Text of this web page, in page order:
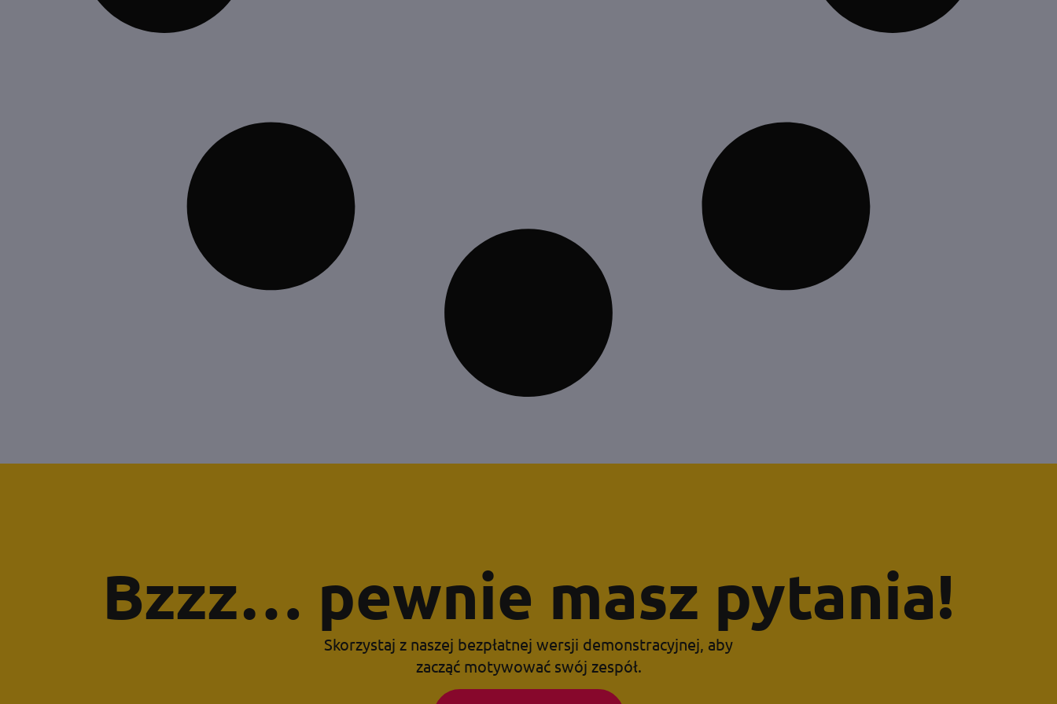
Bzzz… pewnie masz pytania!
Skorzystaj z naszej bezpłatnej wersji demonstracyjnej, aby
zacząć motywować swój zespół.